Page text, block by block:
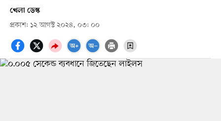
খেলা ডেস্ক
প্রকাশ: ১২ আগস্ট ২০২৪, ০৩: ০০